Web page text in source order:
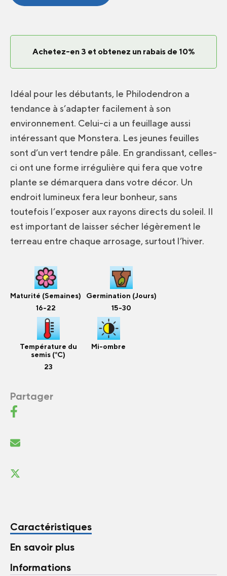
Achetez-en 3 et obtenez un rabais de 10%
Idéal pour les débutants, le Philodendron a
tendance à s’adapter facilement à son
environnement. Celui-ci a un feuillage aussi
intéressant que Monstera. Les jeunes feuilles
sont d’un vert tendre pâle. En grandissant, celles-
ci ont une forme irrégulière qui fera que votre
plante se démarquera dans votre décor. Un
endroit lumineux fera leur bonheur, sans
toutefois l’exposer aux rayons directs du soleil. Il
est important de laisser sécher légèrement le
terreau entre chaque arrosage, surtout l’hiver.
Maturité (Semaines)
16-22
Germination (Jours)
15-30
Température du
semis (°C)
23
Mi-ombre
Partager
Caractéristiques
En savoir plus
Informations